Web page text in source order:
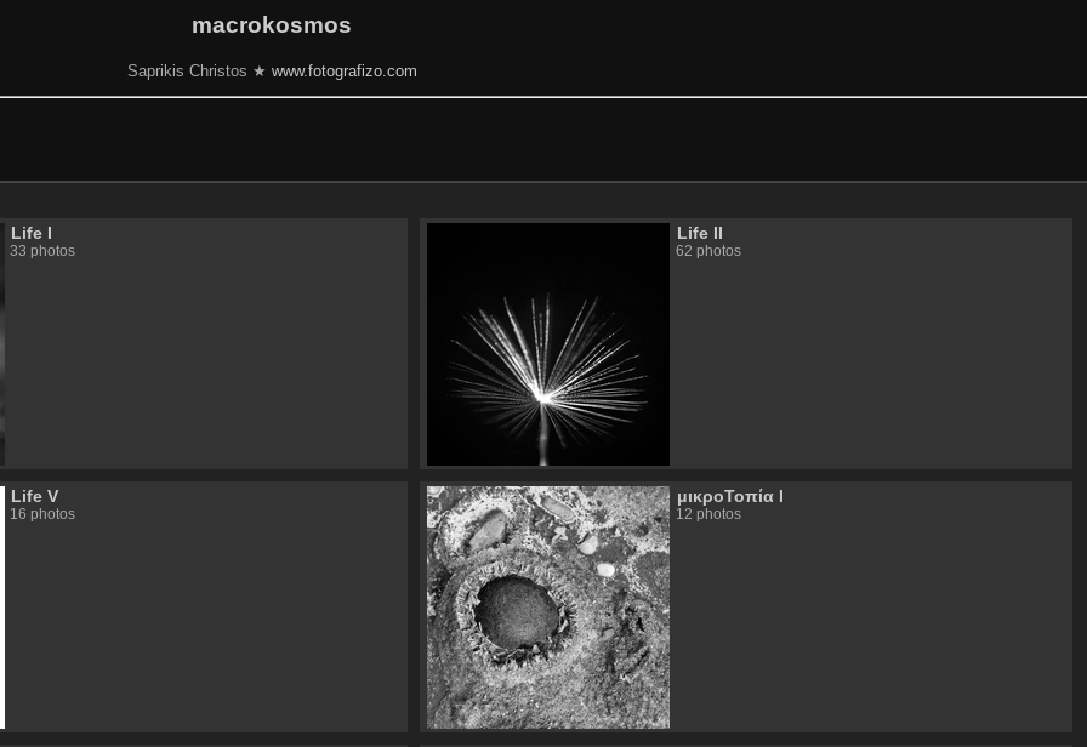
macrokosmos
Saprikis Christos ★ www.fotografizo.com
Life I
33 photos
Life ΙΙ
62 photos
Life V
16 photos
μικροΤοπία Ι
12 photos